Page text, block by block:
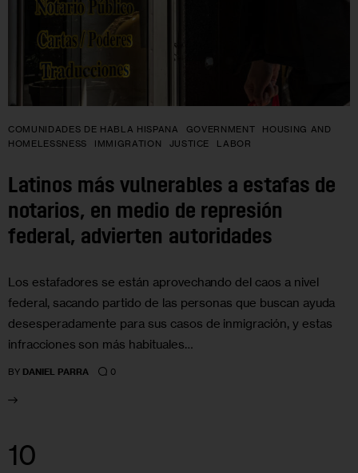
COMUNIDADES DE HABLA HISPANA GOVERNMENT
HOUSING AND
HOMELESSNESS
IMMIGRATION JUSTICE LABOR
Latinos más vulnerables a estafas de
notarios, en medio de represión
federal, advierten autoridades
Los estafadores se están aprovechando del caos a nivel
federal, sacando partido de las personas que buscan ayuda
desesperadamente para sus casos de inmigración, y estas
infracciones son más habituales…
BY DANIEL PARRA 0
10